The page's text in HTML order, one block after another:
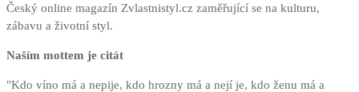
Český online magazín Zvlastnistyl.cz zaměřující se na kulturu,
zábavu a životní styl.
Naším mottem je citát
"Kdo víno má a nepije, kdo hrozny má a nejí je, kdo ženu má a